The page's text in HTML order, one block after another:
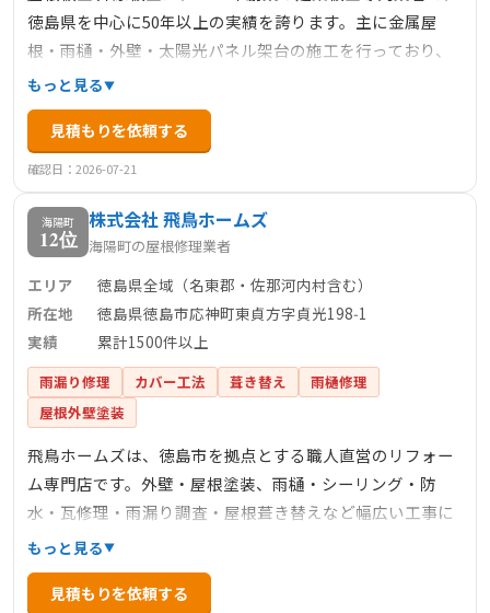
徳島県を中心に50年以上の実績を誇ります。主に金属屋
根・雨樋・外壁・太陽光パネル架台の施工を行っており、
確かな技術と職人の責任施工による高品質な工事が特徴で
す。保証制度も充実しており、施工後も安心して任せるこ
とができます。那賀郡を含む徳島県全域に対応し、迅速な
対応と丁寧な仕上がりで地元からの信頼も厚い企業です。
もっと見る
見積もりを依頼する
確認日：2026-07-21
海陽町
12位
株式会社 飛鳥ホームズ
海陽町の屋根修理業者
エリア
徳島県全域（名東郡・佐那河内村含む）
所在地
徳島県徳島市応神町東貞方字貞光198‑1
実績
累計1500件以上
雨漏り修理 カバー工法 葺き替え
雨樋修理
屋根外壁塗装
飛鳥ホームズは、徳島市を拠点とする職人直営のリフォー
ム専門店です。外壁・屋根塗装、雨樋・シーリング・防
水・瓦修理・雨漏り調査・屋根葺き替えなど幅広い工事に
対応し、地域密着の姿勢を貫いています。ショールームを
持たず、宣伝費を抑えることで施工価格を削減。見積から
施工まで全て職人が直接対応し、無理な営業はせず、作業
もっと見る
見積もりを依頼する